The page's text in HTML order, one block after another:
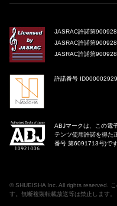
JASRAC許諾第
JASRAC許諾第
JASRAC許諾第
許諾番号 ID000002929
ABJマークは、この電
テンツ使用許諾を得た
番号 第6091713号)です
© SHUEISHA Inc. All rights reserved.
す。無断複製転載放送等は禁止します。